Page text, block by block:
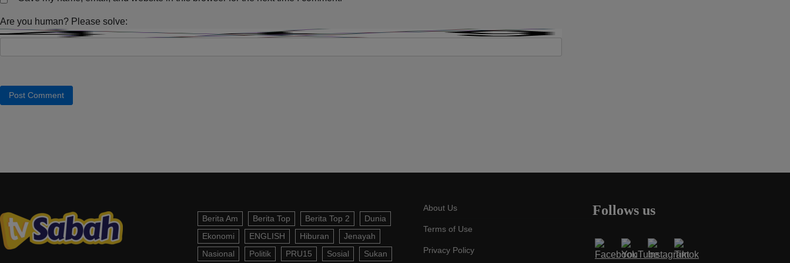
Are you human? Please solve:
Berita Am Berita Top Berita Top 2
Dunia
Ekonomi
ENGLISH Hiburan
Jenayah
Nasional
Politik PRU15 Sosial Sukan
About Us
Terms of Use
Privacy Policy
Follows us